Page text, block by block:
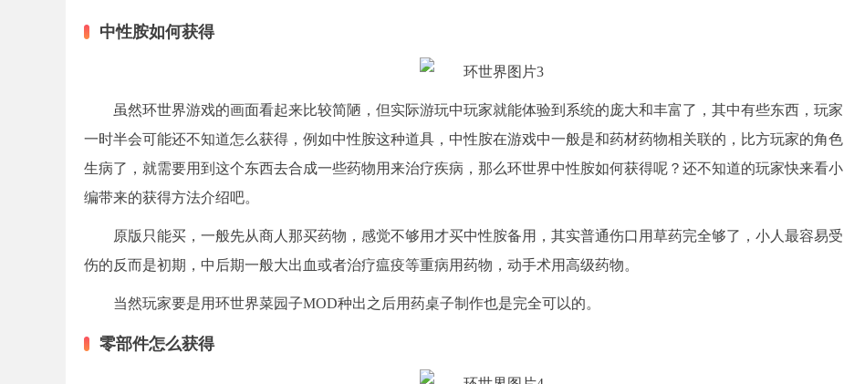
中性胺如何获得
虽然环世界游戏的画面看起来比较简陋，但实际游玩中玩家就能体验到系统的庞大和丰富了，其中有些东西，玩家
一时半会可能还不知道怎么获得，例如中性胺这种道具，中性胺在游戏中一般是和药材药物相关联的，比方玩家的角色
生病了，就需要用到这个东西去合成一些药物用来治疗疾病，那么环世界中性胺如何获得呢？还不知道的玩家快来看小
编带来的获得方法介绍吧。
原版只能买，一般先从商人那买药物，感觉不够用才买中性胺备用，其实普通伤口用草药完全够了，小人最容易受
伤的反而是初期，中后期一般大出血或者治疗瘟疫等重病用药物，动手术用高级药物。
当然玩家要是用环世界菜园子MOD种出之后用药桌子制作也是完全可以的。
零部件怎么获得